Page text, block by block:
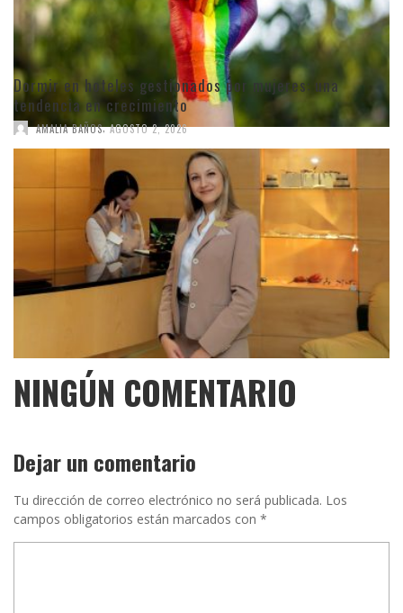
Dormir en hoteles gestionados por mujeres: una
tendencia en crecimiento
AMALIA BAÑOS, AGOSTO 2, 2026
NINGÚN COMENTARIO
Dejar un comentario
Tu dirección de correo electrónico no será publicada. Los
campos obligatorios están marcados con *